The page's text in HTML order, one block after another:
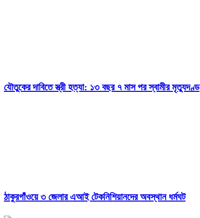
যৌতুকের দাবিতে স্ত্রী হত্যা: ১৩ বছর ৭ মাস পর স্বামীর মৃত্যুদণ্ড
ঠাকুরগাঁওয়ে ৩ জেলার এআই টেকনিশিয়ানদের অবস্থান ধর্মঘট